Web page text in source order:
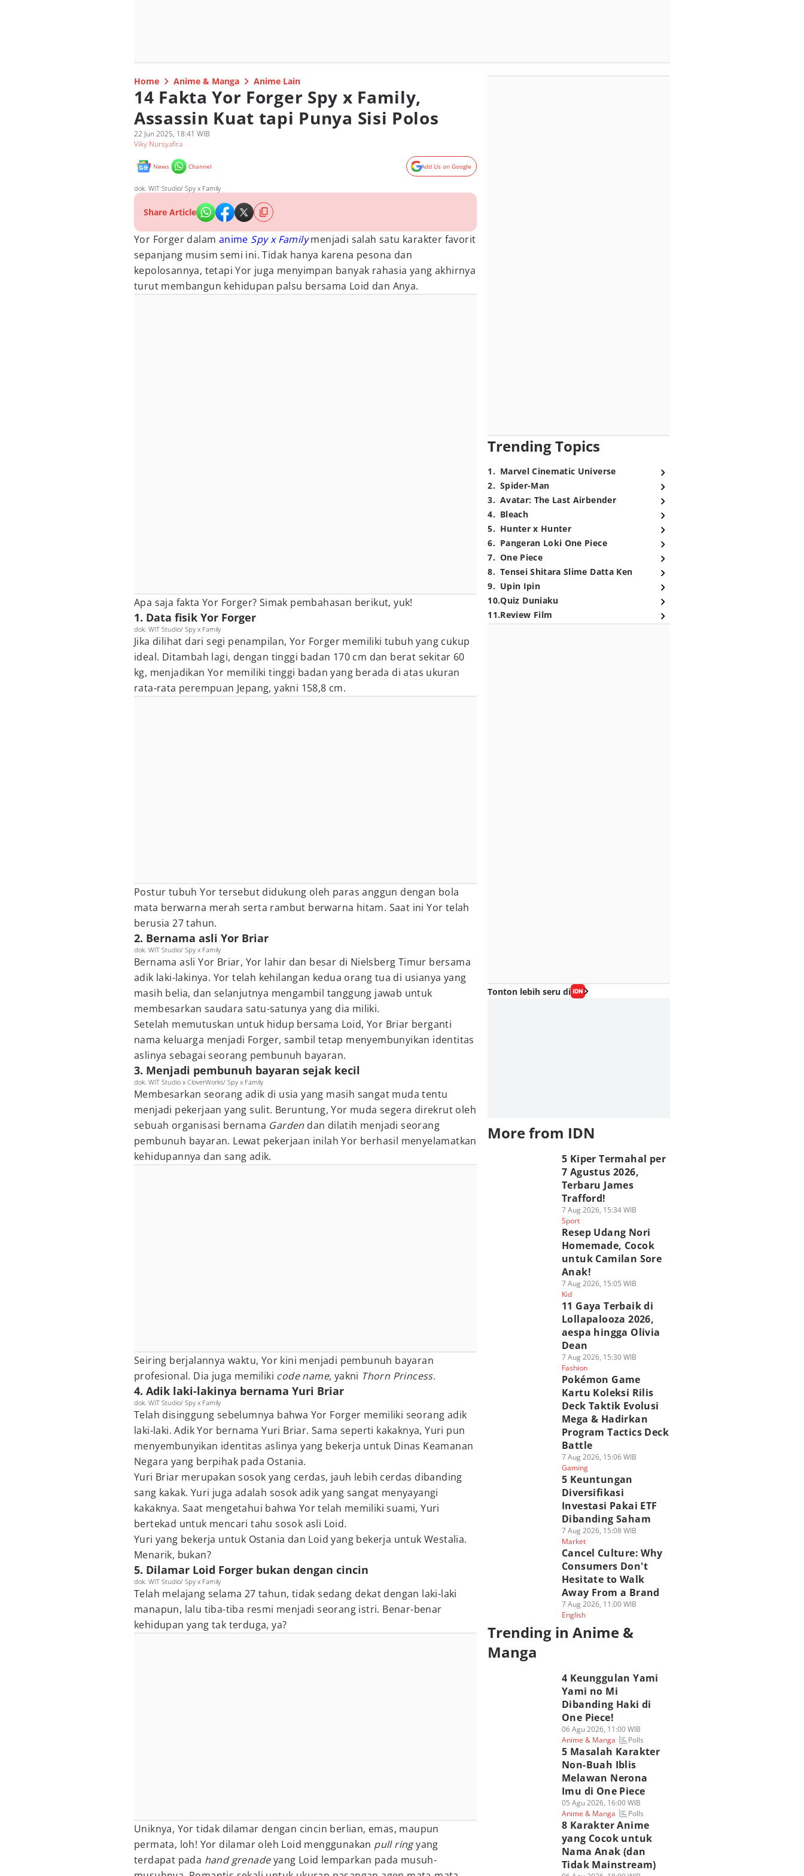
Home Anime & Manga Anime Lain
14 Fakta Yor Forger Spy x Family,
Assassin Kuat tapi Punya Sisi Polos
22 Jun 2025, 18:41 WIB
Viky Nursyafira
News Channel Add Us on Google
dok. WIT Studio/ Spy x Family
Share Article
Yor Forger dalam anime Spy x Familymenjadi salah satu karakter favorit
sepanjang musim semi ini. Tidak hanya karena pesona dan
kepolosannya, tetapi Yor juga menyimpan banyak rahasia yang akhirnya
turut membangun kehidupan palsu bersama Loid dan Anya.
Apa saja fakta Yor Forger? Simak pembahasan berikut, yuk!
1. Data fisik Yor Forger
dok. WIT Studio/ Spy x Family
Jika dilihat dari segi penampilan, Yor Forger memiliki tubuh yang cukup
ideal. Ditambah lagi, dengan tinggi badan 170 cm dan berat sekitar 60
kg, menjadikan Yor memiliki tinggi badan yang berada di atas ukuran
rata-rata perempuan Jepang, yakni 158,8 cm.
Postur tubuh Yor tersebut didukung oleh paras anggun dengan bola
mata berwarna merah serta rambut berwarna hitam. Saat ini Yor telah
berusia 27 tahun.
2. Bernama asli Yor Briar
dok. WIT Studio/ Spy x Family
Bernama asli Yor Briar, Yor lahir dan besar di Nielsberg Timur bersama
adik laki-lakinya. Yor telah kehilangan kedua orang tua di usianya yang
masih belia, dan selanjutnya mengambil tanggung jawab untuk
membesarkan saudara satu-satunya yang dia miliki.
Setelah memutuskan untuk hidup bersama Loid, Yor Briar berganti
nama keluarga menjadi Forger, sambil tetap menyembunyikan identitas
aslinya sebagai seorang pembunuh bayaran.
3. Menjadi pembunuh bayaran sejak kecil
dok. WIT Studio x CloverWorks/ Spy x Family
Membesarkan seorang adik di usia yang masih sangat muda tentu
menjadi pekerjaan yang sulit. Beruntung, Yor muda segera direkrut oleh
sebuah organisasi bernama Garden dan dilatih menjadi seorang
pembunuh bayaran. Lewat pekerjaan inilah Yor berhasil menyelamatkan
kehidupannya dan sang adik.
Seiring berjalannya waktu, Yor kini menjadi pembunuh bayaran
profesional. Dia juga memiliki code name, yakni Thorn Princess.
4. Adik laki-lakinya bernama Yuri Briar
dok. WIT Studio/ Spy x Family
Telah disinggung sebelumnya bahwa Yor Forger memiliki seorang adik
laki-laki. Adik Yor bernama Yuri Briar. Sama seperti kakaknya, Yuri pun
menyembunyikan identitas aslinya yang bekerja untuk Dinas Keamanan
Negara yang berpihak pada Ostania.
Yuri Briar merupakan sosok yang cerdas, jauh lebih cerdas dibanding
sang kakak. Yuri juga adalah sosok adik yang sangat menyayangi
kakaknya. Saat mengetahui bahwa Yor telah memiliki suami, Yuri
bertekad untuk mencari tahu sosok asli Loid.
Yuri yang bekerja untuk Ostania dan Loid yang bekerja untuk Westalia.
Menarik, bukan?
5. Dilamar Loid Forger bukan dengan cincin
dok. WIT Studio/ Spy x Family
Telah melajang selama 27 tahun, tidak sedang dekat dengan laki-laki
manapun, lalu tiba-tiba resmi menjadi seorang istri. Benar-benar
kehidupan yang tak terduga, ya?
Uniknya, Yor tidak dilamar dengan cincin berlian, emas, maupun
permata, loh! Yor dilamar oleh Loid menggunakan pull ringyang
terdapat pada hand grenadeyang Loid lemparkan pada musuh-
Trending Topics
1. Marvel Cinematic Universe
2. Spider-Man
3. Avatar: The Last Airbender
4. Bleach
5. Hunter x Hunter
6. Pangeran Loki One Piece
7. One Piece
8. Tensei Shitara Slime Datta Ken
9. Upin Ipin
10.Quiz Duniaku
11.Review Film
Tonton lebih seru di
More from IDN
5 Kiper Termahal per
7 Agustus 2026,
Terbaru James
Trafford!
7 Aug 2026, 15:34 WIB
Sport
Resep Udang Nori
Homemade, Cocok
untuk Camilan Sore
Anak!
7 Aug 2026, 15:05 WIB
Kid
11 Gaya Terbaik di
Lollapalooza 2026,
aespa hingga Olivia
Dean
7 Aug 2026, 15:30 WIB
Fashion
Pokémon Game
Kartu Koleksi Rilis
Deck Taktik Evolusi
Mega & Hadirkan
Program Tactics Deck
Battle
7 Aug 2026, 15:06 WIB
Gaming
5 Keuntungan
Diversifikasi
Investasi Pakai ETF
Dibanding Saham
7 Aug 2026, 15:08 WIB
Market
Cancel Culture: Why
Consumers Don't
Hesitate to Walk
Away From a Brand
7 Aug 2026, 11:00 WIB
English
Trending in Anime &
Manga
4 Keunggulan Yami
Yami no Mi
Dibanding Haki di
One Piece!
06 Agu 2026, 11:00 WIB
Anime & Manga
Polls
5 Masalah Karakter
Non-Buah Iblis
Melawan Nerona
Imu di One Piece
05 Agu 2026, 16:00 WIB
Anime & Manga
Polls
8 Karakter Anime
yang Cocok untuk
Nama Anak (dan
Tidak Mainstream)